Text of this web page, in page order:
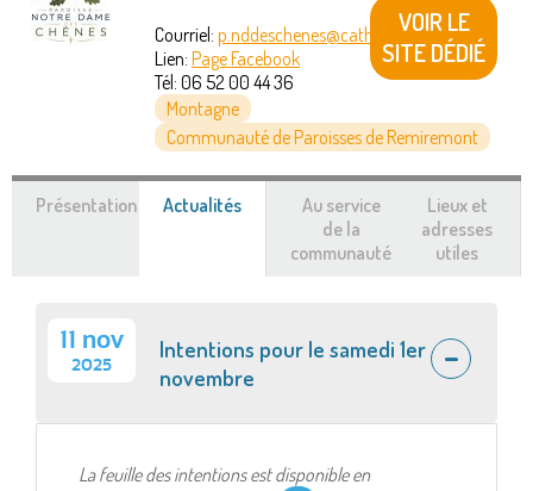
êtes
Courriel: p.nddeschenes@catholique88.fr
Lien: Page Facebook
Tél: 06 52 00 44 36
Montagne
Communauté de Paroisses de Remiremont
VOIR LE
SITE DÉDIÉ
Présentation Actualités
Au service
de la
communauté
Lieux et
adresses
utiles
11 nov
2025
Intentions pour le samedi 1er
novembre
La feuille des intentions est disponible en